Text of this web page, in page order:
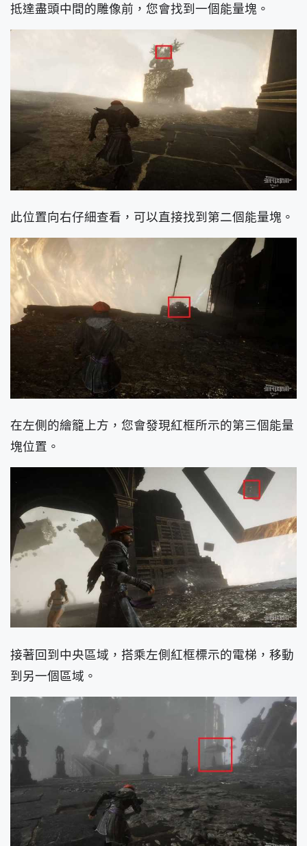
抵達盡頭中間的雕像前，您會找到一個能量塊。
此位置向右仔細查看，可以直接找到第二個能量塊。
在左側的繪籠上方，您會發現紅框所示的第三個能量
塊位置。
接著回到中央區域，搭乘左側紅框標示的電梯，移動
到另一個區域。